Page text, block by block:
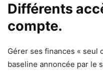
Différents
compte.
Gérer ses finances « seul
baseline annoncée par le